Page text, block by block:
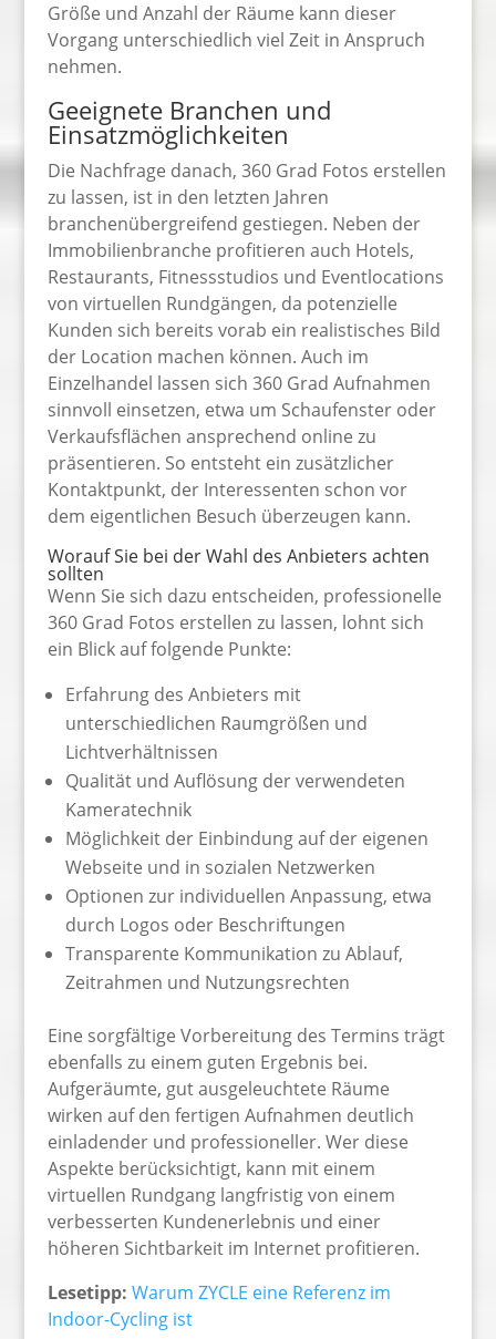
Größe und Anzahl der Räume kann dieser
Vorgang unterschiedlich viel Zeit in Anspruch
nehmen.
Geeignete Branchen und
Einsatzmöglichkeiten
Die Nachfrage danach, 360 Grad Fotos erstellen
zu lassen, ist in den letzten Jahren
branchenübergreifend gestiegen. Neben der
Immobilienbranche profitieren auch Hotels,
Restaurants, Fitnessstudios und Eventlocations
von virtuellen Rundgängen, da potenzielle
Kunden sich bereits vorab ein realistisches Bild
der Location machen können. Auch im
Einzelhandel lassen sich 360 Grad Aufnahmen
sinnvoll einsetzen, etwa um Schaufenster oder
Verkaufsflächen ansprechend online zu
präsentieren. So entsteht ein zusätzlicher
Kontaktpunkt, der Interessenten schon vor
dem eigentlichen Besuch überzeugen kann.
Worauf Sie bei der Wahl des Anbieters achten
sollten
Wenn Sie sich dazu entscheiden, professionelle
360 Grad Fotos erstellen zu lassen, lohnt sich
ein Blick auf folgende Punkte:
Erfahrung des Anbieters mit
unterschiedlichen Raumgrößen und
Lichtverhältnissen
Qualität und Auflösung der verwendeten
Kameratechnik
Möglichkeit der Einbindung auf der eigenen
Webseite und in sozialen Netzwerken
Optionen zur individuellen Anpassung, etwa
durch Logos oder Beschriftungen
Transparente Kommunikation zu Ablauf,
Zeitrahmen und Nutzungsrechten
Eine sorgfältige Vorbereitung des Termins trägt
ebenfalls zu einem guten Ergebnis bei.
Aufgeräumte, gut ausgeleuchtete Räume
wirken auf den fertigen Aufnahmen deutlich
einladender und professioneller. Wer diese
Aspekte berücksichtigt, kann mit einem
virtuellen Rundgang langfristig von einem
verbesserten Kundenerlebnis und einer
höheren Sichtbarkeit im Internet profitieren.
Lesetipp: Warum ZYCLE eine Referenz im
Indoor-Cycling ist